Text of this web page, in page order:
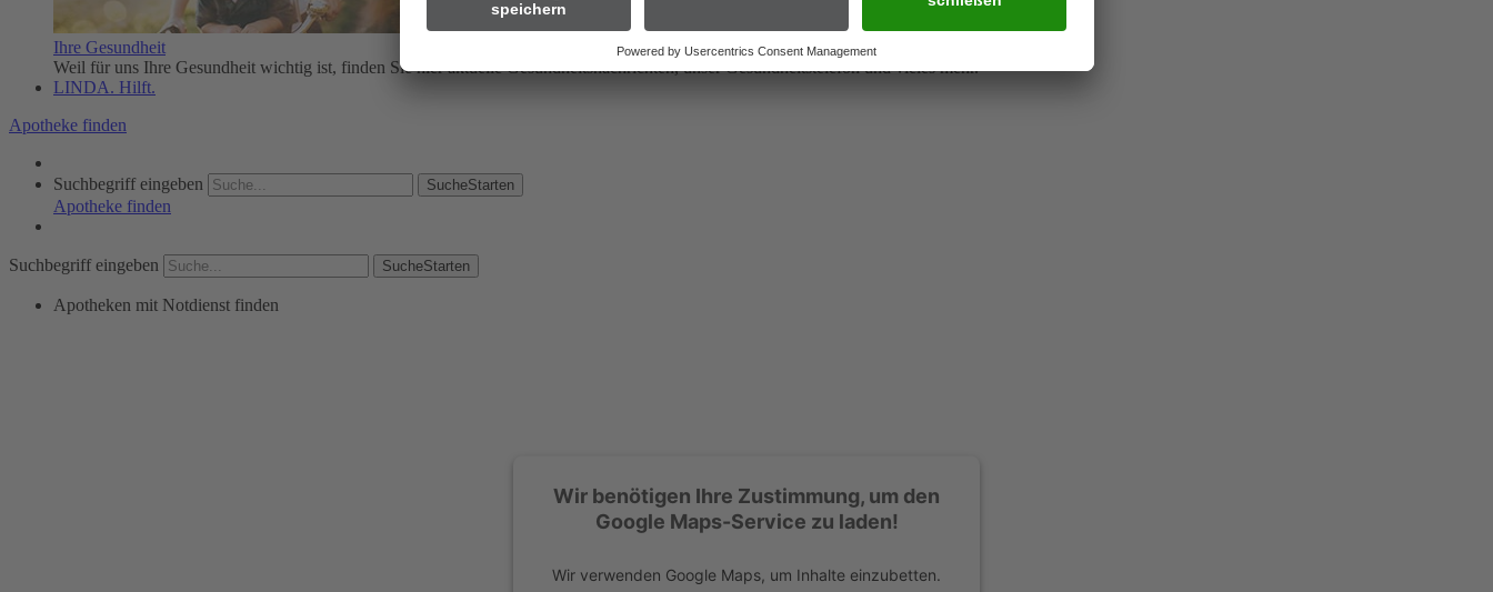
Ihre Gesundheit
Weil für uns Ihre Gesundheit wichtig ist, finden Sie hier aktuelle Gesundheitsnachrichten, unser Gesundheitstelefon und vieles mehr.
LINDA. Hilft.
Apotheke finden
Suchbegriff eingeben SucheStarten
Apotheke finden
Suchbegriff eingeben SucheStarten
Apotheken mit Notdienst finden
Wir benötigen Ihre Zustimmung, um den
Google Maps-Service zu laden!
Wir verwenden Google Maps, um Inhalte einzubetten.